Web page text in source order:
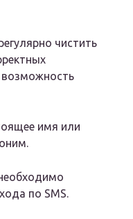
чистить
возможность
имя или
по SMS.